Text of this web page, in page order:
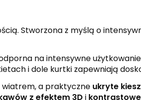
Stworzona z myślą o
na intensywne
i dole kurtki zapewniają
wiatrem, a praktyczne ukryte
z efektem 3D i